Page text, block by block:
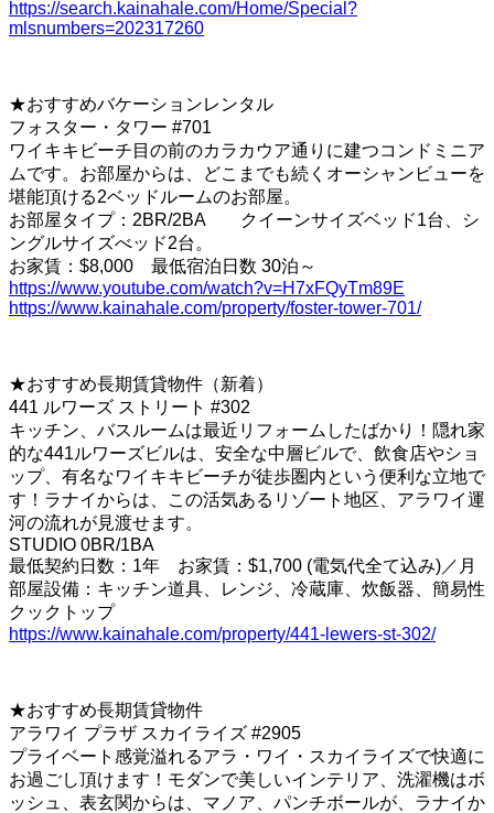
https://search.kainahale.com/Home/Special?
mlsnumbers=202317260
★おすすめバケーションレンタル
フォスター・タワー #701
ワイキキビーチ目の前のカラカウア通りに建つコンドミニア
ムです。お部屋からは、どこまでも続くオーシャンビューを
堪能頂ける2ベッドルームのお部屋。
お部屋タイプ：2BR/2BA クイーンサイズベッド1台、シ
ングルサイズべッド2台。
お家賃：$8,000 最低宿泊日数 30泊～
https://www.youtube.com/watch?v=H7xFQyTm89E
https://www.kainahale.com/property/foster-tower-701/
★おすすめ長期賃貸物件（新着）
441 ルワーズ ストリート #302
キッチン、バスルームは最近リフォームしたばかり！隠れ家
的な441ルワーズビルは、安全な中層ビルで、飲食店やショ
ップ、有名なワイキキビーチが徒歩圏内という便利な立地で
す！ラナイからは、この活気あるリゾート地区、アラワイ運
河の流れが見渡せます。
STUDIO 0BR/1BA
最低契約日数：1年 お家賃：$1,700 (電気代全て込み)／月
部屋設備：キッチン道具、レンジ、冷蔵庫、炊飯器、簡易性
クックトップ
https://www.kainahale.com/property/441-lewers-st-302/
★おすすめ長期賃貸物件
アラワイ プラザ スカイライズ #2905
プライベート感覚溢れるアラ・ワイ・スカイライズで快適に
お過ごし頂けます！モダンで美しいインテリア、洗濯機はボ
ッシュ、表玄関からは、マノア、パンチボールが、ラナイか